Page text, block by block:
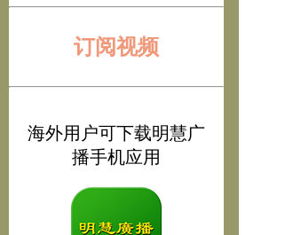
订阅视频
海外用户可下载明慧广
播手机应用